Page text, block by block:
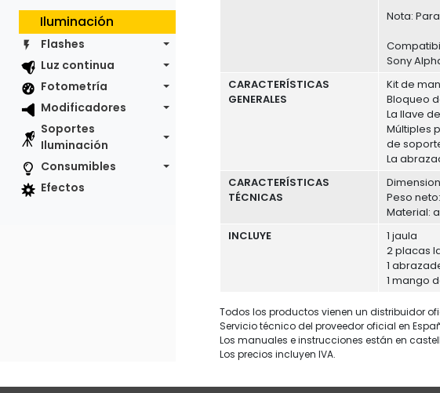
Iluminación
Flashes
Luz continua
Fotometría
Modificadores
Soportes
Iluminación
Consumibles
Efectos
Nota:
Sony
CARACTERÍSTICAS
GENERALES
Kit de
Bloqueo
La llave
Múltiples
de
La
CARACTERÍSTICAS
TÉCNICAS
Peso
Material:
INCLUYE
1 jaula
2 placas
1
1 mango
Todos los productos vienen un distribuidor
Servicio técnico del proveedor oficial en
Los manuales e instrucciones están en
Los precios incluyen IVA.